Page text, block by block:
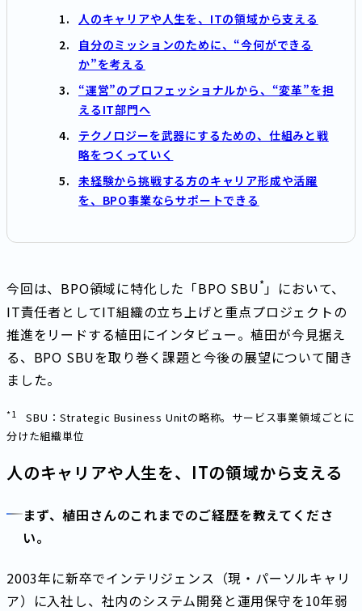
人のキャリアや人生を、ITの領域から支える
自分のミッションのために、“今何ができる
か”を考える
“運営”のプロフェッショナルから、“変革”を担
えるIT部門へ
テクノロジーを武器にするための、仕組みと戦
略をつくっていく
未経験から挑戦する方のキャリア形成や活躍
を、BPO事業ならサポートできる
今回は、BPO領域に特化した「BPO SBU*」において、
IT責任者としてIT組織の立ち上げと重点プロジェクトの
推進をリードする植田にインタビュー。植田が今見据え
る、BPO SBUを取り巻く課題と今後の展望について聞き
ました。
*1SBU：Strategic Business Unitの略称。サービス事業領域ごとに
分けた組織単位
人のキャリアや人生を、ITの領域から支える
まず、植田さんのこれまでのご経歴を教えてくださ
い。
2003年に新卒でインテリジェンス（現・パーソルキャリ
ア）に入社し、社内のシステム開発と運用保守を10年弱